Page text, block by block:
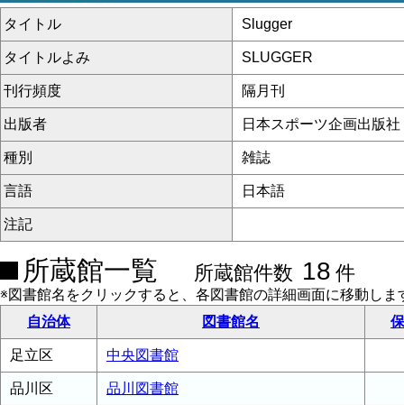
タイトル Slugger
タイトルよみ SLUGGER
刊行頻度 隔月刊
出版者 日本スポーツ企画出版社
種別 雑誌
言語 日本語
注記
所蔵館一覧 所蔵館件数 18 件
※図書館名をクリックすると、各図書館の詳細画面に移動しま
自治体
図書館名
足立区 中央図書館
品川区 品川図書館